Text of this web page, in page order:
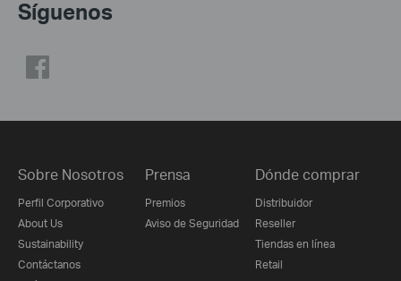
Síguenos
Sobre Nosotros
Perfil Corporativo
About Us
Sustainability
Contáctanos
Prensa
Premios
Aviso de Seguridad
Dónde comprar
Distribuidor
Reseller
Tiendas en línea
Retail